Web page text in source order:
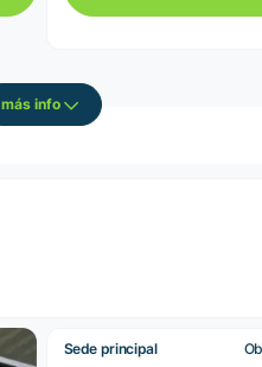
más info
Sede principal